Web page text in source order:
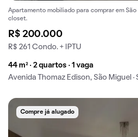
Apartamento mobiliado para comprar em
closet.
R$ 200.000
R$ 261 Condo. + IPTU
44 m² · 2 quartos · 1 vaga
Avenida Thomaz Edison, São Miguel ·
Compre já alugado